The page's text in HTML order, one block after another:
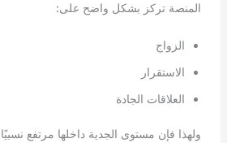
المنصة تركز بشكل واضح على:
الزواج
الاستقرار
العلاقات الجادة
ولهذا فإن مستوى الجدية داخلها مرتفع